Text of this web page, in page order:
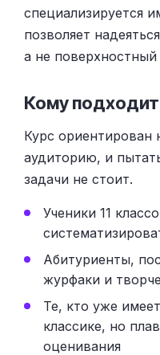
специализируется
позволяет
а не поверхностный
Кому
Курс ориентирован
аудиторию, и
задачи не стоит.
Ученики 11
Абитуриенты,
журфаки и
Те, кто уже
классике, но
оценивания